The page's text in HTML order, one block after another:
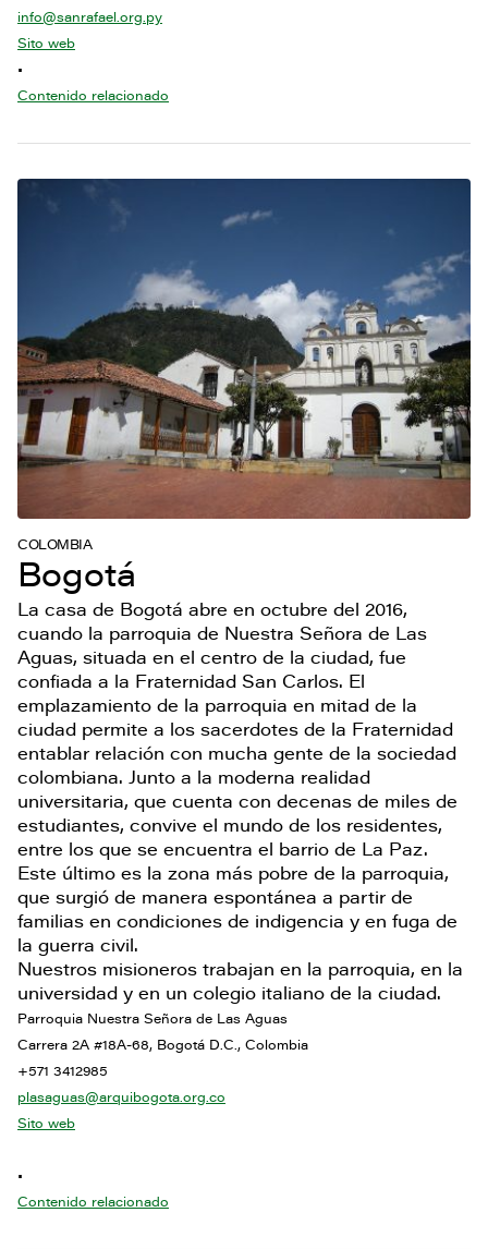
info@sanrafael.org.py
Sito web
•
Contenido relacionado
COLOMBIA
Bogotá
La casa de Bogotá abre en octubre del 2016,
cuando la parroquia de Nuestra Señora de Las
Aguas, situada en el centro de la ciudad, fue
confiada a la Fraternidad San Carlos. El
emplazamiento de la parroquia en mitad de la
ciudad permite a los sacerdotes de la Fraternidad
entablar relación con mucha gente de la sociedad
colombiana. Junto a la moderna realidad
universitaria, que cuenta con decenas de miles de
estudiantes, convive el mundo de los residentes,
entre los que se encuentra el barrio de La Paz.
Este último es la zona más pobre de la parroquia,
que surgió de manera espontánea a partir de
familias en condiciones de indigencia y en fuga de
la guerra civil.
Nuestros misioneros trabajan en la parroquia, en la
universidad y en un colegio italiano de la ciudad.
Parroquia Nuestra Señora de Las Aguas
Carrera 2A #18A-68, Bogotá D.C., Colombia
+571 3412985
plasaguas@arquibogota.org.co
Sito web
•
Contenido relacionado